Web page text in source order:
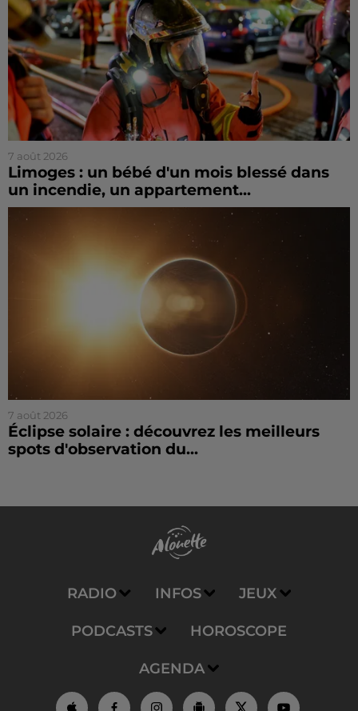
7 août 2026
Limoges : un bébé d'un mois blessé dans
un incendie, un appartement...
7 août 2026
Éclipse solaire : découvrez les meilleurs
spots d'observation du...
RADIO INFOS JEUX
PODCASTS HOROSCOPE
AGENDA